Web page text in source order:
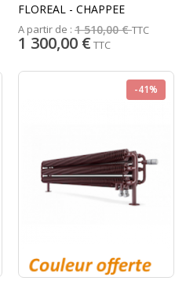
FLOREAL - CHAPPEE
A partir de : 1 510,00 €TTC
1 300,00 €TTC
-41%